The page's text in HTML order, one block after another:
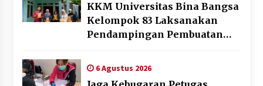
KKM Universitas Bina Bangsa
Kelompok 83 Laksanakan
Pendampingan Pembuatan
Memperkuat Pemasaran
UMKM di Desa Cempaka
6 Agustus 2026